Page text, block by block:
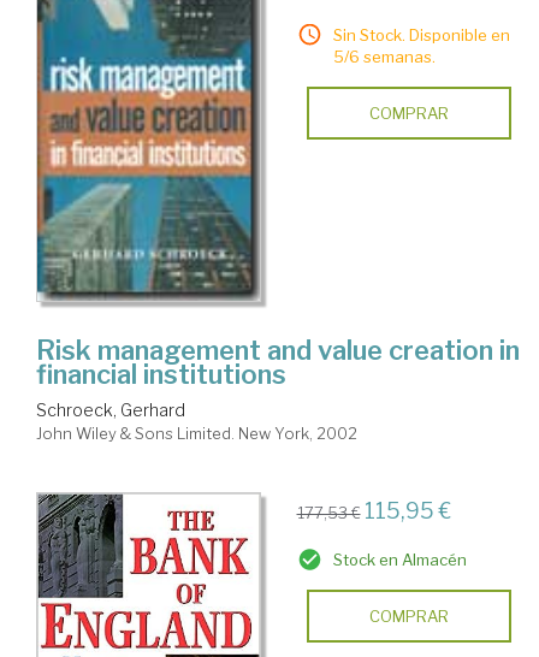
Sin Stock. Disponible en
5/6 semanas.
COMPRAR
Risk management and value creation in
financial institutions
Schroeck, Gerhard
John Wiley & Sons Limited. New York, 2002
177,53 € 115,95 €
Stock en Almacén
COMPRAR